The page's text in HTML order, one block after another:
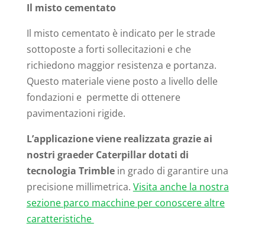
Il misto cementato
Il misto cementato è indicato per le strade
sottoposte a forti sollecitazioni e che
richiedono maggior resistenza e portanza.
Questo materiale viene posto a livello delle
fondazioni e permette di ottenere
pavimentazioni rigide.
L’applicazione viene realizzata grazie ai
nostri graeder Caterpillar dotati di
tecnologia Trimblein grado di garantire una
precisione millimetrica. Visita anche la nostra
sezione parco macchine per conoscere altre
caratteristiche